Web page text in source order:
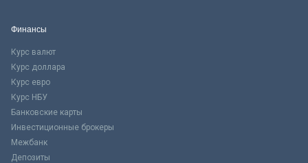
Финансы
Курс валют
Курс доллара
Курс евро
Курс НБУ
Банковские карты
Инвестиционные брокеры
Межбанк
Депозиты